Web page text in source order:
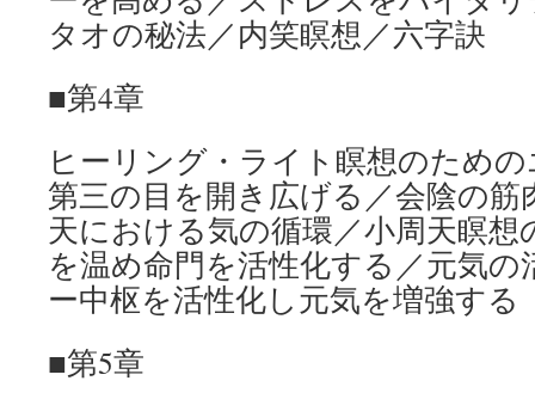
タオの秘法／内笑瞑想／六字訣
■第4章
ヒーリング・ライト瞑想のため
第三の目を開き広げる／会陰の
天における気の循環／小周天瞑
を温め命門を活性化する／元気
ー中枢を活性化し元気を増強する
■第5章